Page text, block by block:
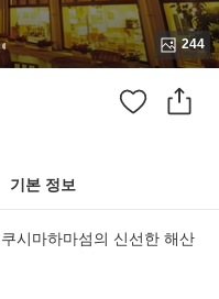
244
기본 정보
시마하마섬의 신선한 해산